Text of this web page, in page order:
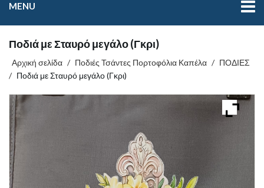
MENU
Ποδιά με Σταυρό μεγάλο (Γκρι)
Αρχική σελίδα / Ποδιές Τσάντες Πορτοφόλια Καπέλα / ΠΟΔΙΕΣ
/ Ποδιά με Σταυρό μεγάλο (Γκρι)